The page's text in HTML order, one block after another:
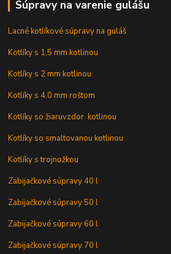
Súpravy na varenie gulášu
Lacné kotlíkové súpravy na guláš
Kotlíky s 1,5 mm kotlinou
Kotlíky s 2 mm kotlinou
Kotlíky s 4,0 mm roštom
Kotlíky so žiaruvzdor. kotlinou
Kotlíky so smaltovanou kotlinou
Kotlíky s trojnožkou
Zabijačkové súpravy 40 l
Zabijačkové súpravy 50 l
Zabijačkové súpravy 60 l
Zabijačkové súpravy 70 l